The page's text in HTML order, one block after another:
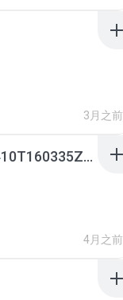
3月之前
whatsapp backups -20260410T160335Z-3-001.zip
4月之前